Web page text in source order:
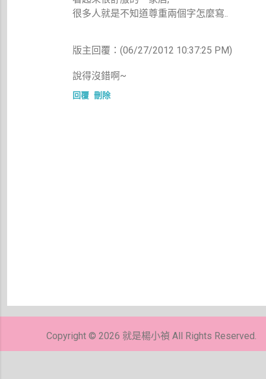
很多人就是不知道尊重兩個字怎麼寫..
版主回覆：(06/27/2012 10:37:25 PM)
說得沒錯啊~
回覆 刪除
貼
Copyright © 2026 就是楊小禎 All Rights Reserved.